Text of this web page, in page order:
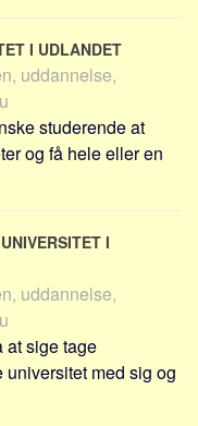
I UDLANDET
uddannelse,
studerende at
og få hele eller en
I
uddannelse,
at sige tage
med sig og